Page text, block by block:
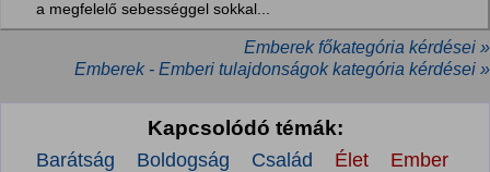
a megfelelő sebességgel sokkal...
Emberek főkategória kérdései »
Emberek - Emberi tulajdonságok kategória kérdései »
Kapcsolódó témák:
Barátság Boldogság Család Élet
Ember